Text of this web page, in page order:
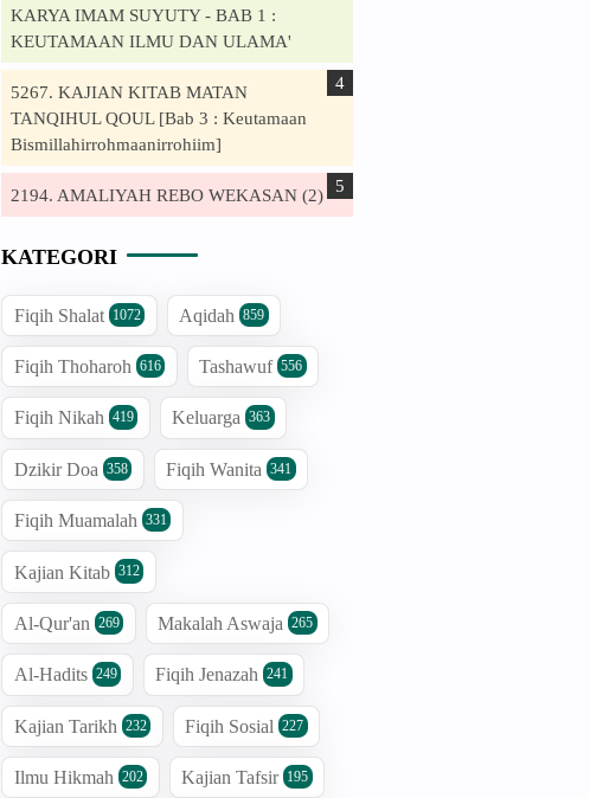
KARYA IMAM SUYUTY - BAB 1 :
KEUTAMAAN ILMU DAN ULAMA'
5267. KAJIAN KITAB MATAN
TANQIHUL QOUL [Bab 3 : Keutamaan
Bismillahirrohmaanirrohiim]
2194. AMALIYAH REBO WEKASAN (2)
KATEGORI
Fiqih Shalat 1072 Aqidah 859
Fiqih Thoharoh 616 Tashawuf 556
Fiqih Nikah 419 Keluarga 363
Dzikir Doa 358 Fiqih Wanita 341
Fiqih Muamalah 331
Kajian Kitab 312
Al-Qur'an 269 Makalah Aswaja 265
Al-Hadits 249 Fiqih Jenazah 241
Kajian Tarikh 232 Fiqih Sosial 227
Ilmu Hikmah 202 Kajian Tafsir 195